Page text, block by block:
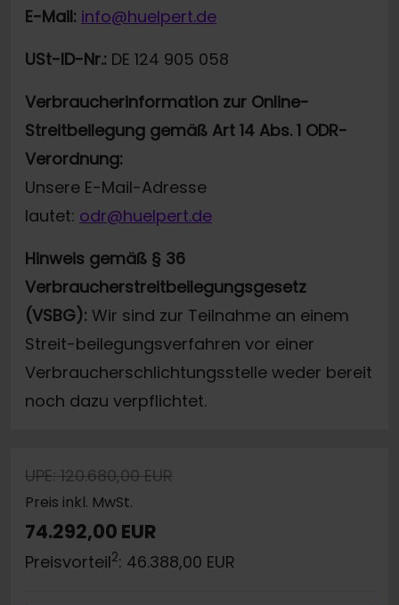
E-Mail: info@huelpert.de
USt-ID-Nr.: DE 124 905 058
Verbraucherinformation zur Online-
Streitbeilegung gemäß Art 14 Abs. 1 ODR-
Verordnung:
Unsere E-Mail-Adresse
lautet: odr@huelpert.de
Hinweis gemäß § 36
Verbraucherstreitbeilegungsgesetz
(VSBG): Wir sind zur Teilnahme an einem
Streit-beilegungsverfahren vor einer
Verbraucherschlichtungsstelle weder bereit
noch dazu verpflichtet.
UPE: 120.680,00 EUR
Preis inkl. MwSt.
74.292,00 EUR
Preisvorteil2: 46.388,00 EUR